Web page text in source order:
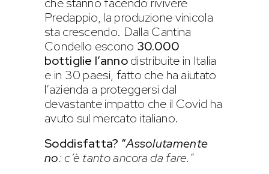
Predappio, la produzione vinicola
sta crescendo. Dalla Cantina
Condello escono 30.000
bottiglie l’annodistribuite in Italia
e in 30 paesi, fatto che ha aiutato
l’azienda a proteggersi dal
devastante impatto che il Covid ha
avuto sul mercato italiano.
Soddisfatta? “Assolutamente
no: c’è tanto ancora da fare.”